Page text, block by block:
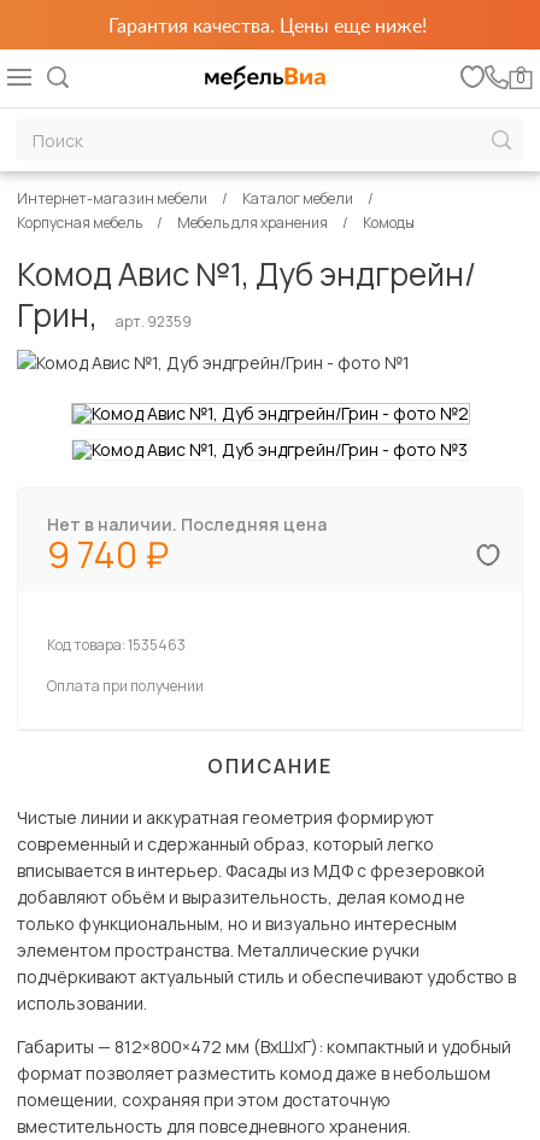
Гарантия качества. Цены еще ниже!
0
Интернет-магазин мебели
Каталог мебели
Корпусная мебель
Мебель для хранения Комоды
Комод Авис №1, Дуб эндгрейн/
Грин,
арт. 92359
Нет в наличии. Последняя цена
9 740
Код товара:1535463
Оплата при получении
ОПИСАНИЕ
Чистые линии и аккуратная геометрия формируют
современный и сдержанный образ, который легко
вписывается в интерьер. Фасады из МДФ с фрезеровкой
добавляют объём и выразительность, делая комод не
только функциональным, но и визуально интересным
элементом пространства. Металлические ручки
подчёркивают актуальный стиль и обеспечивают удобство в
использовании.
Габариты — 812×800×472 мм (ВхШхГ): компактный и удобный
формат позволяет разместить комод даже в небольшом
помещении, сохраняя при этом достаточную
вместительность для повседневного хранения.